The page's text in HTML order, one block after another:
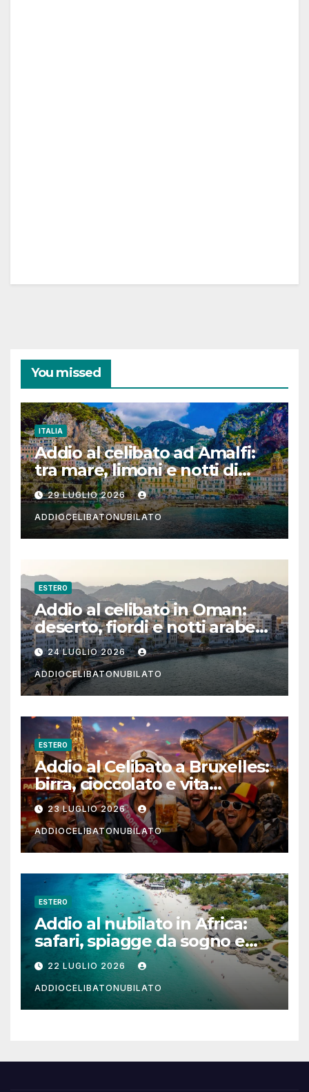
You missed
ITALIA
Addio al celibato ad Amalfi:
tra mare, limoni e notti di
festa in Costiera Amalfitana
29 LUGLIO 2026
ADDIOCELIBATONUBILATO
ESTERO
Addio al celibato in Oman:
deserto, fiordi e notti arabe
tra Muscat e Musandam
24 LUGLIO 2026
ADDIOCELIBATONUBILATO
ESTERO
Addio al Celibato a Bruxelles:
birra, cioccolato e vita
notturna per un weekend
indimenticabile
23 LUGLIO 2026
ADDIOCELIBATONUBILATO
ESTERO
Addio al nubilato in Africa:
safari, spiagge da sogno e
città magiche
22 LUGLIO 2026
ADDIOCELIBATONUBILATO